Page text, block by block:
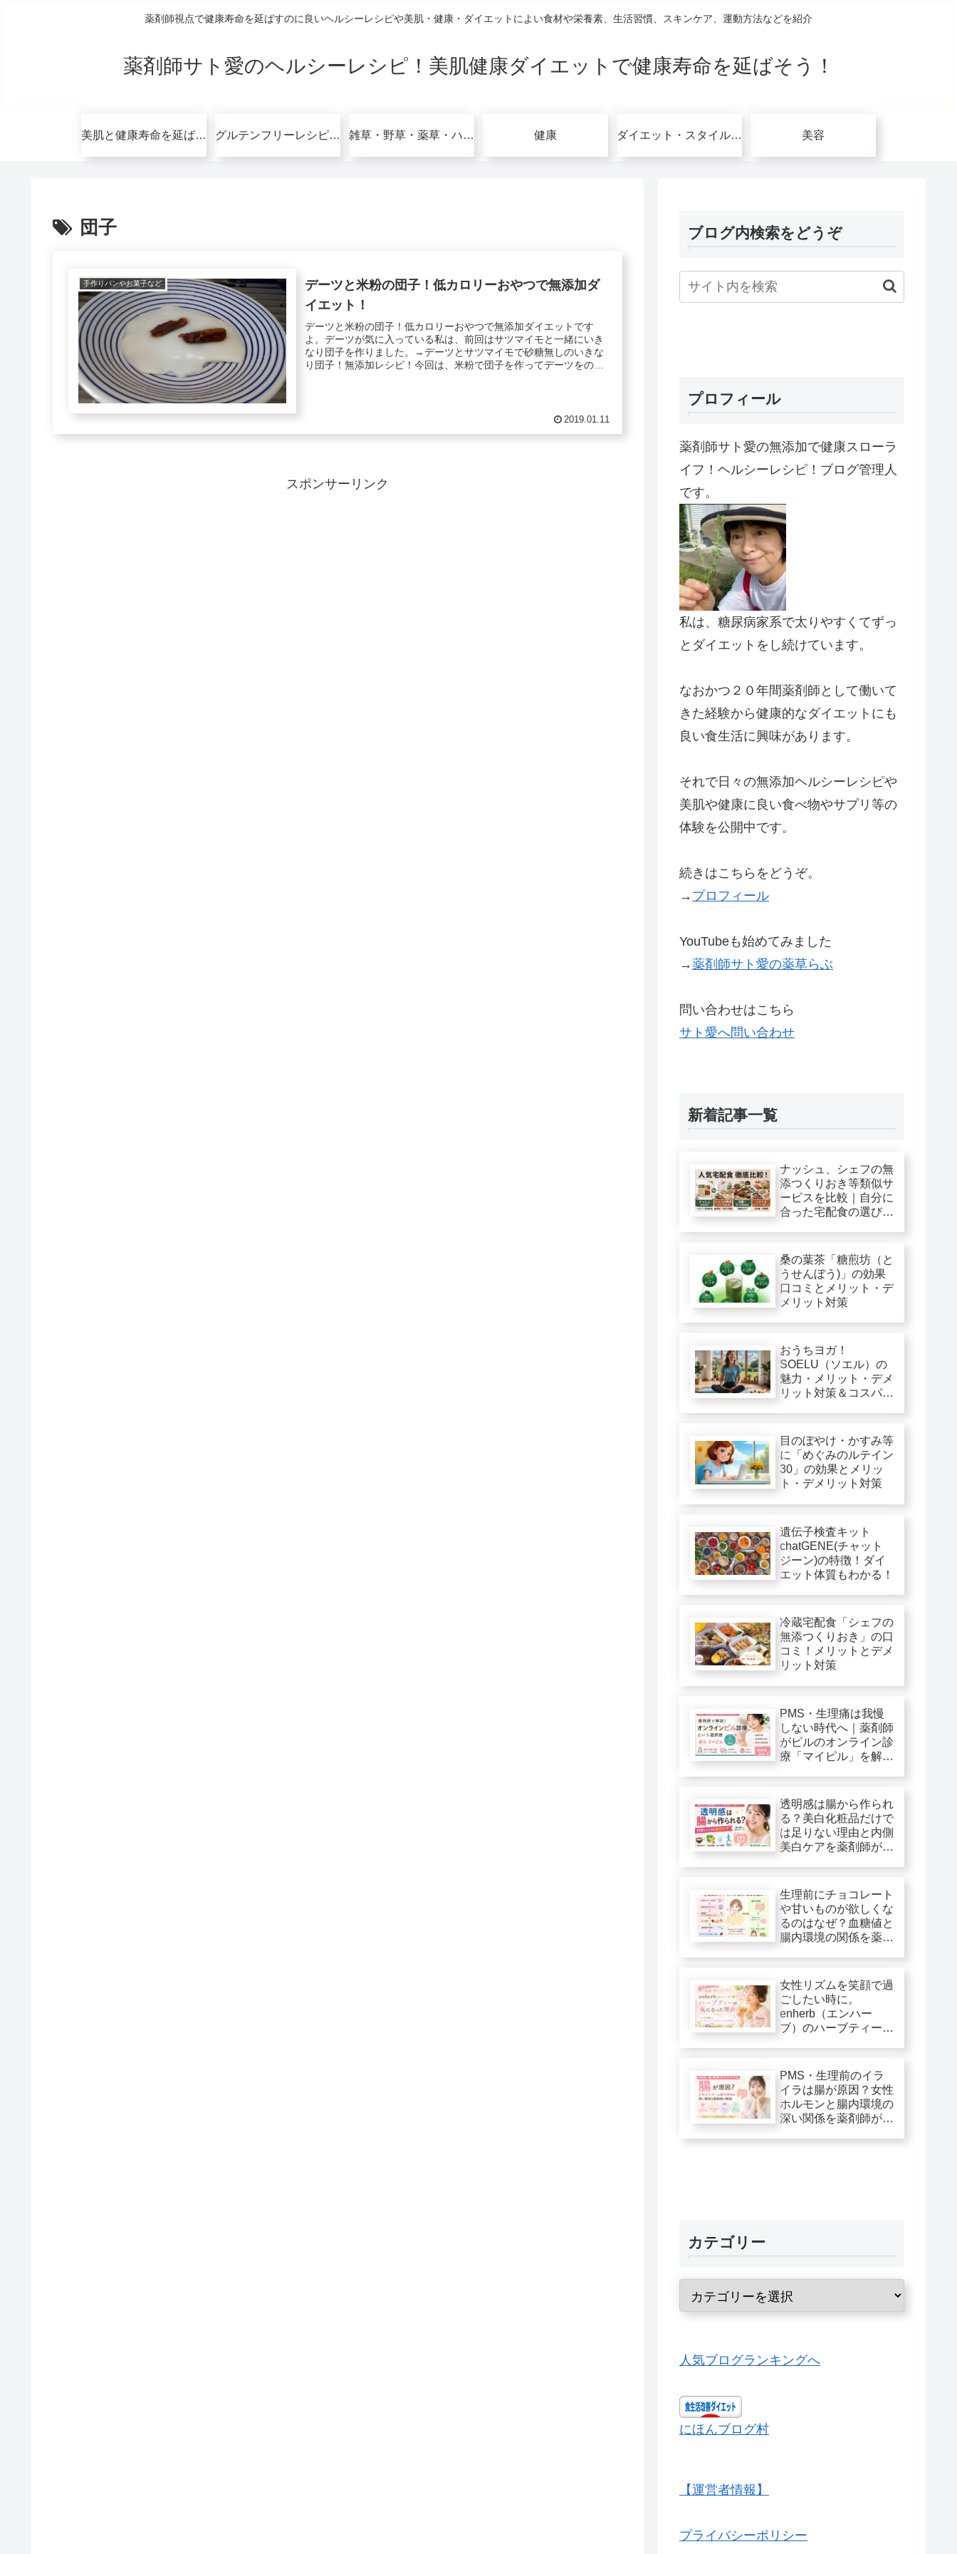
薬剤師視点で健康寿命を延ばすのに良いヘルシーレシピや美肌・健康・ダイエットによい食材や栄養素、生活習慣、スキンケア、運動方法などを紹介
薬剤師サト愛のヘルシーレシピ！美肌健康ダイエットで健康寿命を延ばそう！
美肌と健康寿命を延ばすコツ無料講座 グルテンフリーレシピで美肌健康ダイエット！ 雑草・野草・薬草・ハーブ 健康 ダイエット・スタイルアップ関連 美容
団子
手作りパンやお菓子など
デーツと米粉の団子！低カロリーおやつで無添加ダ
イエット！
デーツと米粉の団子！低カロリーおやつで無添加ダイエットです
よ。デーツが気に入っている私は、前回はサツマイモと一緒にいき
なり団子を作りました。→デーツとサツマイモで砂糖無しのいきな
り団子！無添加レシピ！今回は、米粉で団子を作ってデーツをのせ
2019.01.11
スポンサーリンク
ブログ内検索をどうぞ
プロフィール
薬剤師サト愛の無添加で健康スローラ
イフ！ヘルシーレシピ！ブログ管理人
です。
私は、糖尿病家系で太りやすくてずっ
とダイエットをし続けています。
なおかつ２０年間薬剤師として働いて
きた経験から健康的なダイエットにも
良い食生活に興味があります。
それで日々の無添加ヘルシーレシピや
美肌や健康に良い食べ物やサプリ等の
体験を公開中です。
続きはこちらをどうぞ。
→ プロフィール
YouTubeも始めてみました
→薬剤師サト愛の薬草らぶ
問い合わせはこちら
サト愛へ問い合わせ
新着記事一覧
ナッシュ、シェフの無
添つくりおき等類似サ
ービスを比較｜自分に
合った宅配食の選び
桑の葉茶「糖煎坊（と
うせんぼう)」の効果
口コミとメリット・デ
メリット対策
おうちヨガ！
SOELU（ソエル）の
魅力・メリット・デメ
リット対策＆コスパ徹
目のぼやけ・かすみ等
に「めぐみのルテイン
30」の効果とメリッ
ト・デメリット対策
遺伝子検査キット
chatGENE(チャット
ジーン)の特徴！ダイ
エット体質もわかる！
冷蔵宅配食「シェフの
無添つくりおき」の口
コミ！メリットとデメ
リット対策
PMS・生理痛は我慢
しない時代へ｜薬剤師
がピルのオンライン診
療「マイピル」を解
透明感は腸から作られ
る？美白化粧品だけで
は足りない理由と内側
美白ケアを薬剤師が解
生理前にチョコレート
や甘いものが欲しくな
るのはなぜ？血糖値と
腸内環境の関係を薬剤
女性リズムを笑顔で過
ごしたい時に。
enherb（エンハー
ブ）のハーブティーが
PMS・生理前のイラ
イラは腸が原因？女性
ホルモンと腸内環境の
深い関係を薬剤師が解
カテゴリー
人気ブログランキングへ
にほんブログ村
【運営者情報】
プライバシーポリシー